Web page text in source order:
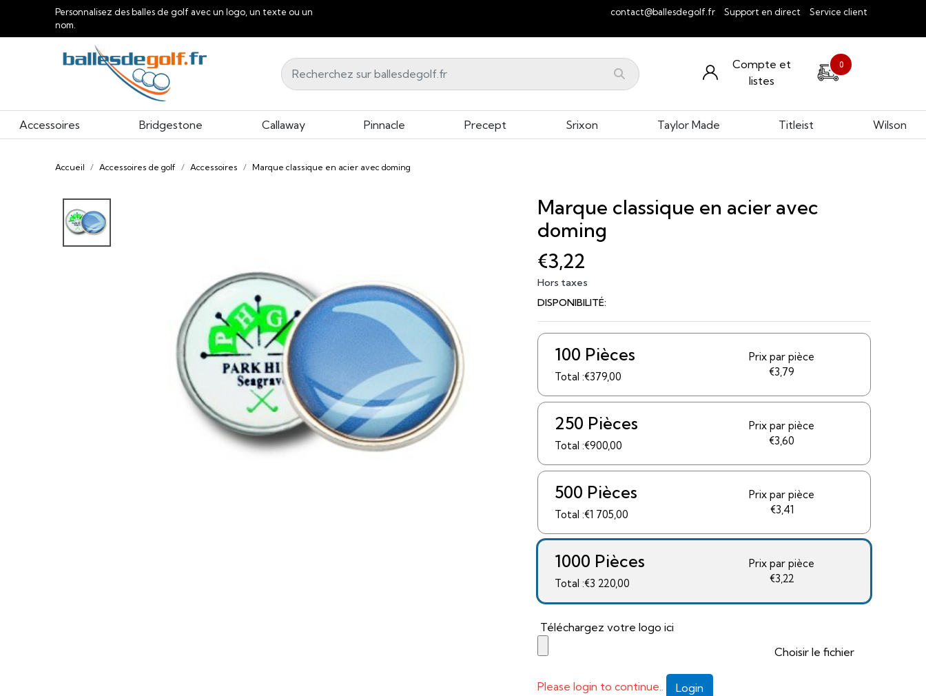
Personnalisez des balles de golf avec un logo, un texte ou un
nom.
contact@ballesdegolf.fr Support en direct Service client
Compte et
listes
0
Accessoires Bridgestone Callaway Pinnacle Precept Srixon Taylor Made Titleist Wilson
Accueil Accessoires de golf Accessoires Marque classique en acier avec doming
Marque classique en acier avec
doming
€3,22
Hors taxes
DISPONIBILITÉ:
100 Pièces
Total :€379,00
Prix ​​par pièce
€3,79
250 Pièces
Total :€900,00
Prix ​​par pièce
€3,60
500 Pièces
Total :€1 705,00
Prix ​​par pièce
€3,41
1000 Pièces
Total :€3 220,00
Prix ​​par pièce
€3,22
Téléchargez votre logo ici
Choisir le fichier
Please login to continue.. Login